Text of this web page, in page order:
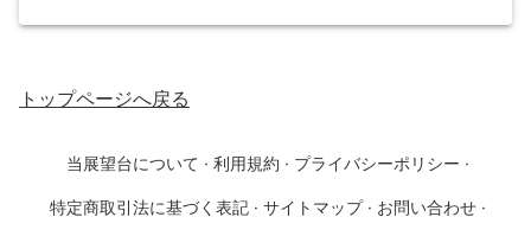
トップページへ戻る
当展望台について · 利用規約 · プライバシーポリシー ·
特定商取引法に基づく表記 · サイトマップ · お問い合わせ ·